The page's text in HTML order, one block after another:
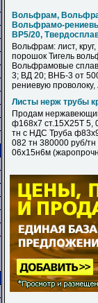
Вольфрам,
Вольфрамо-
ВР5/20,
Вольфрам: лист,
порошок Тигель
Вольфрамовые
3; ВД 20; ВНБ-3 от
рениевую проволоку,
Листы нерж трубы
Продам
ф168х7 ст.15Х25Т 5,
тн с НДС Труба
082 тн 380000 руб/
06х15н6м